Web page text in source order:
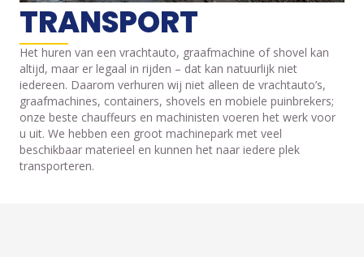
TRANSPORT
Het huren van een vrachtauto, graafmachine of shovel kan
altijd, maar er legaal in rijden – dat kan natuurlijk niet
iedereen. Daarom verhuren wij niet alleen de vrachtauto’s,
graafmachines, containers, shovels en mobiele puinbrekers;
onze beste chauffeurs en machinisten voeren het werk voor
u uit. We hebben een groot machinepark met veel
beschikbaar materieel en kunnen het naar iedere plek
transporteren.